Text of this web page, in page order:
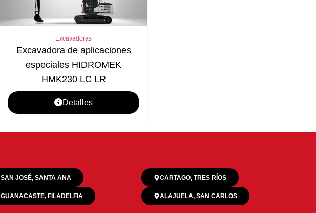
Excavadoras
Excavadora de aplicaciones
especiales HIDROMEK
HMK230 LC LR
Detalles
SAN JOSÉ, SANTA ANA CARTAGO, TRES RÍOS
GUANACASTE, FILADELFIA ALAJUELA, SAN CARLOS